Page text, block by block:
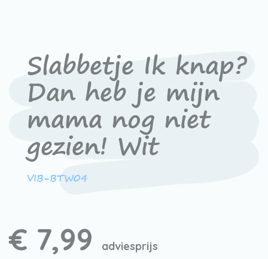
Slabbetje Ik knap?
Dan heb je mijn
mama nog niet
gezien! Wit
VIB-BTW04
€ 7,99 adviesprijs